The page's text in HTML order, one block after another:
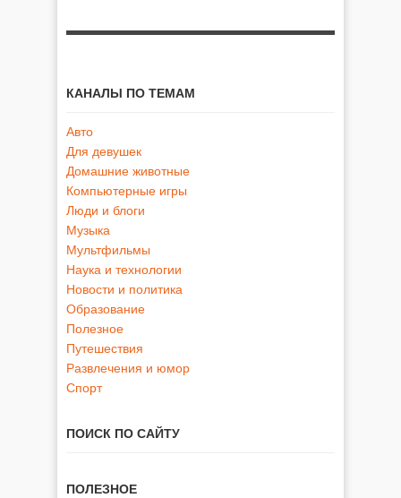
КАНАЛЫ ПО ТЕМАМ
Авто
Для девушек
Домашние животные
Компьютерные игры
Люди и блоги
Музыка
Мультфильмы
Наука и технологии
Новости и политика
Образование
Полезное
Путешествия
Развлечения и юмор
Спорт
ПОИСК ПО САЙТУ
ПОЛЕЗНОЕ